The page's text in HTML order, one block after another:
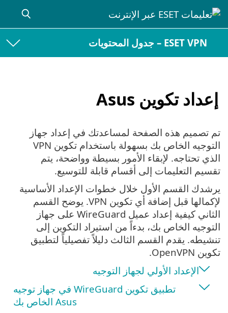
ESET VPN – جدول المحتويات
إعداد تكوين Asus
تم تصميم هذه الصفحة لمساعدتك في إعداد جهاز
التوجيه الخاص بك بسهولة باستخدام تكوين VPN
الذي تحتاجه. لإبقاء الأمور بسيطة وواضحة، يتم
تقسيم التعليمات إلى أقسام قابلة للتوسيع.
يرشدك القسم الأول خلال خطوات الإعداد الأساسية
لإكمالها قبل إضافة أي تكوين VPN. يوضح القسم
الثاني كيفية إعداد عميل WireGuard على جهاز
التوجيه الخاص بك، بدءاً من استيراد التكوين إلى
تنشيطه. يقدم القسم الثالث دليلاً تفصيلياً لتطبيق
تكوين OpenVPN.
الإعداد الأولي لجهاز التوجيه
تطبيق تكوين WireGuard في جهاز توجيه
Asus الخاص بك